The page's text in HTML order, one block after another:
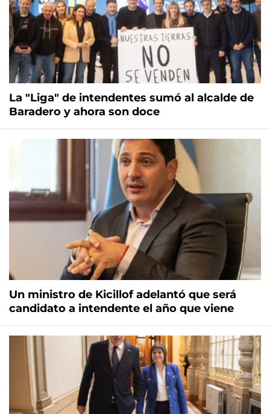
La "Liga" de intendentes sumó al alcalde de
Baradero y ahora son doce
Un ministro de Kicillof adelantó que será
candidato a intendente el año que viene